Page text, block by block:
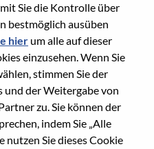
Sie die Kontrolle über
bestmöglich ausüben
hier um alle auf dieser
einzusehen. Wenn Sie
stimmen Sie der
und der Weitergabe von
zu. Sie können der
indem Sie „Alle
nutzen Sie dieses Cookie
associated with your
to reset your